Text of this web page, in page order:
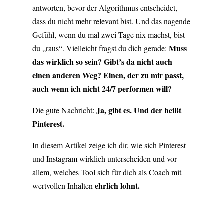
antworten, bevor der Algorithmus entscheidet,
dass du nicht mehr relevant bist. Und das nagende
Gefühl, wenn du mal zwei Tage nix machst, bist
du „raus“. Vielleicht fragst du dich gerade: Muss
das wirklich so sein? Gibt’s da nicht auch
einen anderen Weg? Einen, der zu mir passt,
auch wenn ich nicht 24/7 performen will?
Die gute Nachricht: Ja, gibt es. Und der heißt
Pinterest.
In diesem Artikel zeige ich dir, wie sich Pinterest
und Instagram wirklich unterscheiden und vor
allem, welches Tool sich für dich als Coach mit
wertvollen Inhalten ehrlich lohnt.